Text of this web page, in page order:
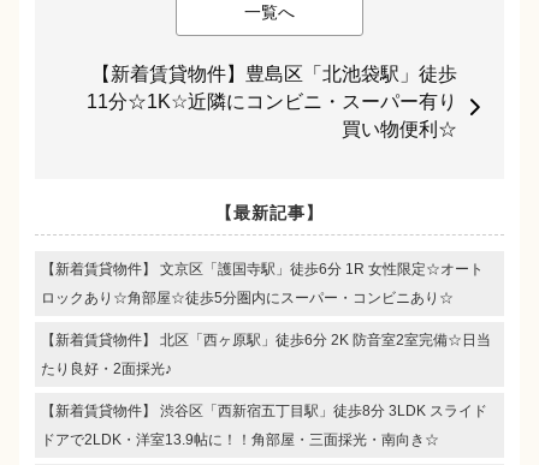
一覧へ
【新着賃貸物件】豊島区「北池袋駅」徒歩
11分☆1K☆近隣にコンビニ・スーパー有り
買い物便利☆
【最新記事】
【新着賃貸物件】 文京区「護国寺駅」徒歩6分 1R 女性限定☆オート
ロックあり☆角部屋☆徒歩5分圏内にスーパー・コンビニあり☆
【新着賃貸物件】 北区「西ヶ原駅」徒歩6分 2K 防音室2室完備☆日当
たり良好・2面採光♪
【新着賃貸物件】 渋谷区「西新宿五丁目駅」徒歩8分 3LDK スライド
ドアで2LDK・洋室13.9帖に！！角部屋・三面採光・南向き☆